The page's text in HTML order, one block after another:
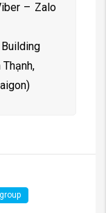
– Zalo
Building